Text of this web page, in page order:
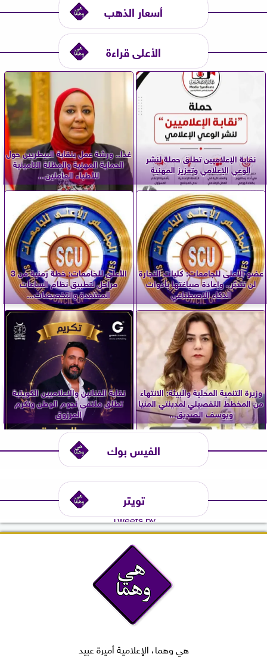
أسعار الذهب
الأعلى قراءة
نقابة الإعلاميين تطلق حملة لنشر
الوعي الإعلامي وتعزيز المهنية
غدا.. ورشة عمل بنقابة البيطريين حول
الحماية المهنية والمظلة التأمينية
للأطباء العاملين...
عضو الأعلى للجامعات: كليات التجارة
لن تندثر.. وإعادة صياغتها بأدوات
الذكاء الاصطناعي
الأعلى للجامعات: خطة زمنية من 3
مراحل لتطبيق نظام الساعات
المعتمدة والتخصصات...
وزيرة التنمية المحلية والبيئة: الانتهاء
من المخطط التفصيلي لمدينتي المنيا
ويوسف الصديق...
نقابة الفنانين والإعلاميين الكويتية
تطلق ملتقى نجوم الوطن وتكرم
المرزوق
الفيس بوك
تويتر
Tweets by
هي وهما، الإعلامية أميرة عبيد